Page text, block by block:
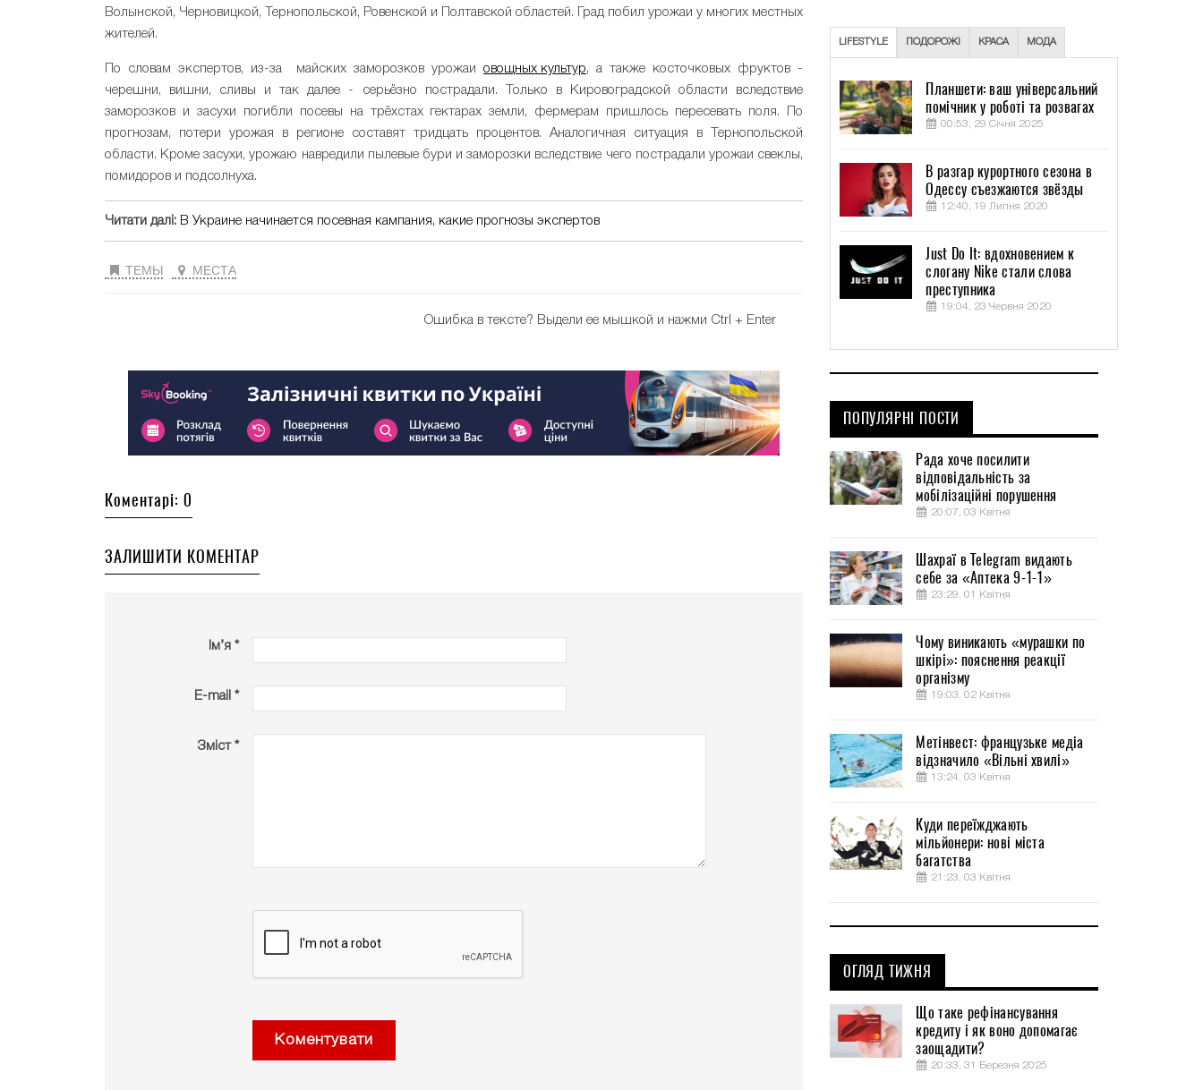
Волынской, Черновицкой, Тернопольской, Ровенской и Полтавской областей. Град побил урожаи у многих местных
жителей.
По словам экспертов, из-за майских заморозков урожаи овощных культур, а также косточковых фруктов -
черешни, вишни, сливы и так далее - серьёзно пострадали. Только в Кировоградской области вследствие
заморозков и засухи погибли посевы на трёхстах гектарах земли, фермерам пришлось пересевать поля. По
прогнозам, потери урожая в регионе составят тридцать процентов. Аналогичная ситуация в Тернопольской
области. Кроме засухи, урожаю навредили пылевые бури и заморозки вследствие чего пострадали урожаи свеклы,
помидоров и подсолнуха.
Читати далі: В Украине начинается посевная кампания, какие прогнозы экспертов
ТЕМЫ МЕСТА
Ошибка в тексте? Выдели ее мышкой и нажми Ctrl + Enter
Коментарі: 0
ЗАЛИШИТИ КОМЕНТАР
Ім’я *
E-mail *
Зміст *
Коментувати
LIFESTYLE ПОДОРОЖІ КРАСА МОДА
Планшети: ваш універсальний
помічник у роботі та розвагах
00:53, 29 Січня 2025
В разгар курортного сезона в
Одессу съезжаются звёзды
12:40, 19 Липня 2020
Just Do It: вдохновением к
слогану Nike стали слова
преступника
19:04, 23 Червня 2020
ПОПУЛЯРНІ ПОСТИ
Рада хоче посилити
відповідальність за
мобілізаційні порушення
20:07, 03 Квітня
Шахраї в Telegram видають
себе за «Аптека 9-1-1»
23:29, 01 Квітня
Чому виникають «мурашки по
шкірі»: пояснення реакції
організму
19:03, 02 Квітня
Метінвест: французьке медіа
відзначило «Вільні хвилі»
13:24, 03 Квітня
Куди переїжджають
мільйонери: нові міста
багатства
21:23, 03 Квітня
ОГЛЯД ТИЖНЯ
Що таке рефінансування
кредиту і як воно допомагає
заощадити?
20:33, 31 Березня 2025